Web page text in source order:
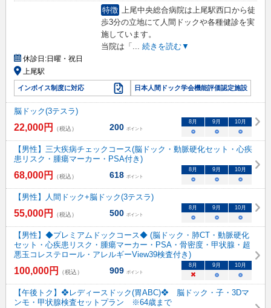
特徴 上尾中央総合病院は上尾駅西口から徒
歩3分の立地にて人間ドックや各種健診を実
施しています。
当院は「 ... 続きを読む▼
休診日:日曜・祝日
上尾駅
インボイス制度に対応 日本人間ドック学会機能評価認定施設
脳ドック(3テスラ)
22,000円 （税込） 200 ポイント
8月 9月 10月
○ ○ ○
【男性】三大疾病チェックコース(脳ドック・動脈硬化セット・心疾
患リスク・腫瘍マーカー・PSA付き)
68,000円 （税込） 618 ポイント
8月 9月 10月
○ ○ ○
【男性】人間ドック+脳ドック(3テスラ)
55,000円 （税込） 500 ポイント
8月 9月 10月
○ ○ ○
【男性】◆プレミアムドックコース◆ (脳ドック・肺CT・動脈硬化
セット・心疾患リスク・腫瘍マーカー・PSA・骨密度・甲状腺・超
悪玉コレステロール・アレルギーView39検査付き)
100,000円 （税込） 909 ポイント
8月 9月 10月
× ○ ○
【午後トク】❖レディースドック(胃ABC)❖ 脳ドック・子・3Dマ
ンモ・甲状腺検査セットプラン ※64歳まで